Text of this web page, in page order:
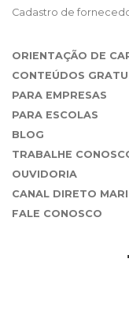
Cadastro de
ORIENTAÇÃO DE
CONTEÚDOS
PARA EMPRESAS
PARA ESCOLAS
BLOG
TRABALHE
OUVIDORIA
CANAL DIRETO
FALE CONOSCO